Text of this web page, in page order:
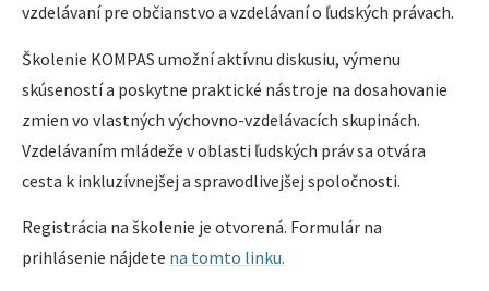
vzdelávaní pre občianstvo a vzdelávaní o ľudských právach.
Školenie KOMPAS umožní aktívnu diskusiu, výmenu
skúseností a poskytne praktické nástroje na dosahovanie
zmien vo vlastných výchovno-vzdelávacích skupinách.
Vzdelávaním mládeže v oblasti ľudských práv sa otvára
cesta k inkluzívnejšej a spravodlivejšej spoločnosti.
Registrácia na školenie je otvorená. Formulár na
prihlásenie nájdete na tomto linku.